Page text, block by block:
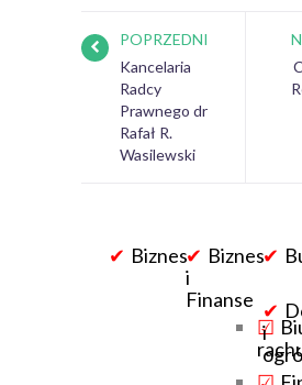
POPRZEDNI
Kancelaria
Radcy
Prawnego dr
Rafał R.
Wasilewski
Biznes
Biznes
i
Finanse
i